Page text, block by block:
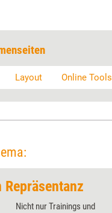
Layout Online Tools
Nicht nur Trainings und